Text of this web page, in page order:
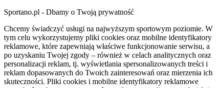
Sportano.pl - Dbamy o Twoją prywatność
Chcemy świadczyć usługi na najwyższym sportowym poziomie. W
tym celu wykorzystujemy pliki cookies oraz mobilne identyfikatory
reklamowe, które zapewniają właściwe funkcjonowanie serwisu, a
po uzyskaniu Twojej zgody – również w celach analitycznych oraz
personalizacji reklam, tj. wyświetlania spersonalizowanych treści i
reklam dopasowanych do Twoich zainteresowań oraz mierzenia ich
skuteczności. Pliki cookies i mobilne identyfikatory reklamowe